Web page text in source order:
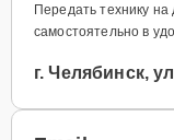
Передать технику
самостоятельно в
г. Челябинск,